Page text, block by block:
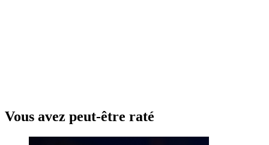
Vous avez peut-être raté